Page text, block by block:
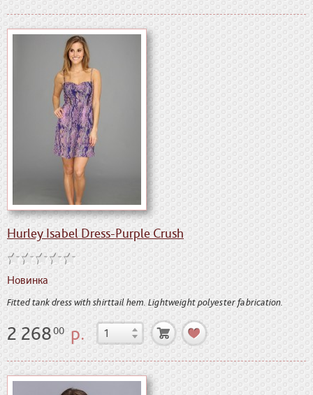
Hurley Isabel Dress-Purple Crush
Новинка
Fitted tank dress with shirttail hem. Lightweight polyester fabrication.
2 26800р.